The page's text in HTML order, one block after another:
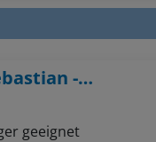
After Work: "Offenes Atelier" mit Sebastian - Thema: Menschen in Bewegung sketchen (Liner / Pinselstifte / Aquarellfarben)
geeignet